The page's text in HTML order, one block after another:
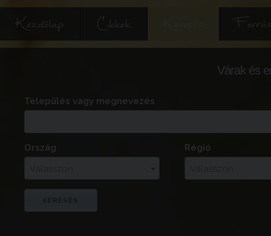
Kezdőlap Cikkek
Várak és
Település vagy megnevezés
Ország
Régió